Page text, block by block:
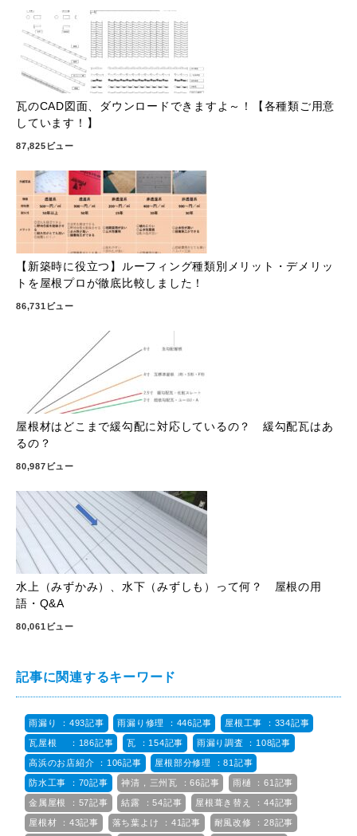
瓦のCAD図面、ダウンロードできますよ～！【各種類ご用意
しています！】
87,825ビュー
【新築時に役立つ】ルーフィング種類別メリット・デメリッ
トを屋根プロが徹底比較しました！
86,731ビュー
屋根材はどこまで緩勾配に対応しているの？ 緩勾配瓦はあ
るの？
80,987ビュー
水上（みずかみ）、水下（みずしも）って何？ 屋根の用
語・Q&A
80,061ビュー
記事に関連するキーワード
雨漏り ：493記事 雨漏り修理 ：446記事 屋根工事 ：334記事
瓦屋根 ：186記事 瓦 ：154記事 雨漏り調査 ：108記事
高浜のお店紹介 ：106記事 屋根部分修理 ：81記事
防水工事 ：70記事 神清，三州瓦 ：66記事 雨樋 ：61記事
金属屋根 ：57記事 結露 ：54記事 屋根葺き替え ：44記事
屋根材 ：43記事 落ち葉よけ ：41記事 耐風改修 ：28記事